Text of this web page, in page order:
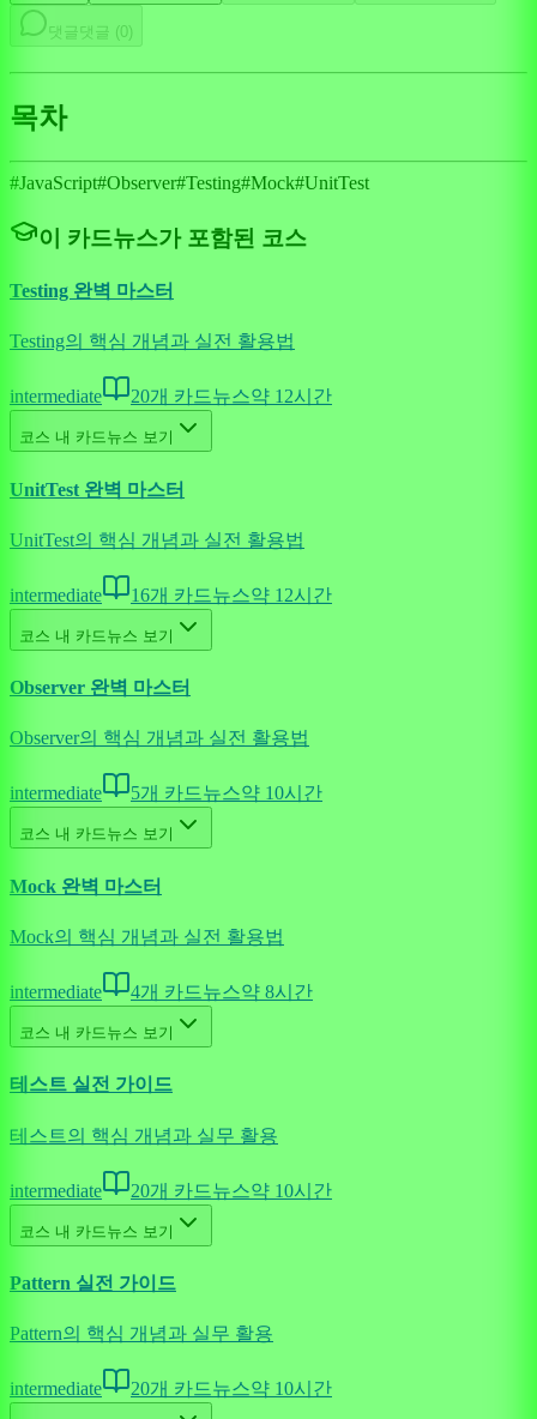
댓글 댓글 (0 )
목차
#JavaScript#Observer#Testing#Mock#UnitTest
이 카드뉴스가 포함된 코스
Testing 완벽 마스터
Testing의 핵심 개념과 실전 활용법
intermediate 20개 카드뉴스약 12시간
코스 내 카드뉴스 보기
UnitTest 완벽 마스터
UnitTest의 핵심 개념과 실전 활용법
intermediate 16개 카드뉴스약 12시간
코스 내 카드뉴스 보기
Observer 완벽 마스터
Observer의 핵심 개념과 실전 활용법
intermediate 5개 카드뉴스약 10시간
코스 내 카드뉴스 보기
Mock 완벽 마스터
Mock의 핵심 개념과 실전 활용법
intermediate 4개 카드뉴스약 8시간
코스 내 카드뉴스 보기
테스트 실전 가이드
테스트의 핵심 개념과 실무 활용
intermediate 20개 카드뉴스약 10시간
코스 내 카드뉴스 보기
Pattern 실전 가이드
Pattern의 핵심 개념과 실무 활용
intermediate 20개 카드뉴스약 10시간